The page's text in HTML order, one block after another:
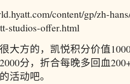
content/gp/zh-
studios-offer.html
大方的，凯悦积分价值
分，折合每晚多回血
活动吧。